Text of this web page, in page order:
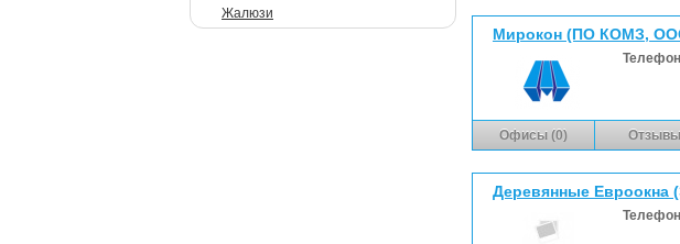
Мирокон (ПО КОМЗ,
Офисы (0)
Деревянные Евроокна
Жалюзи